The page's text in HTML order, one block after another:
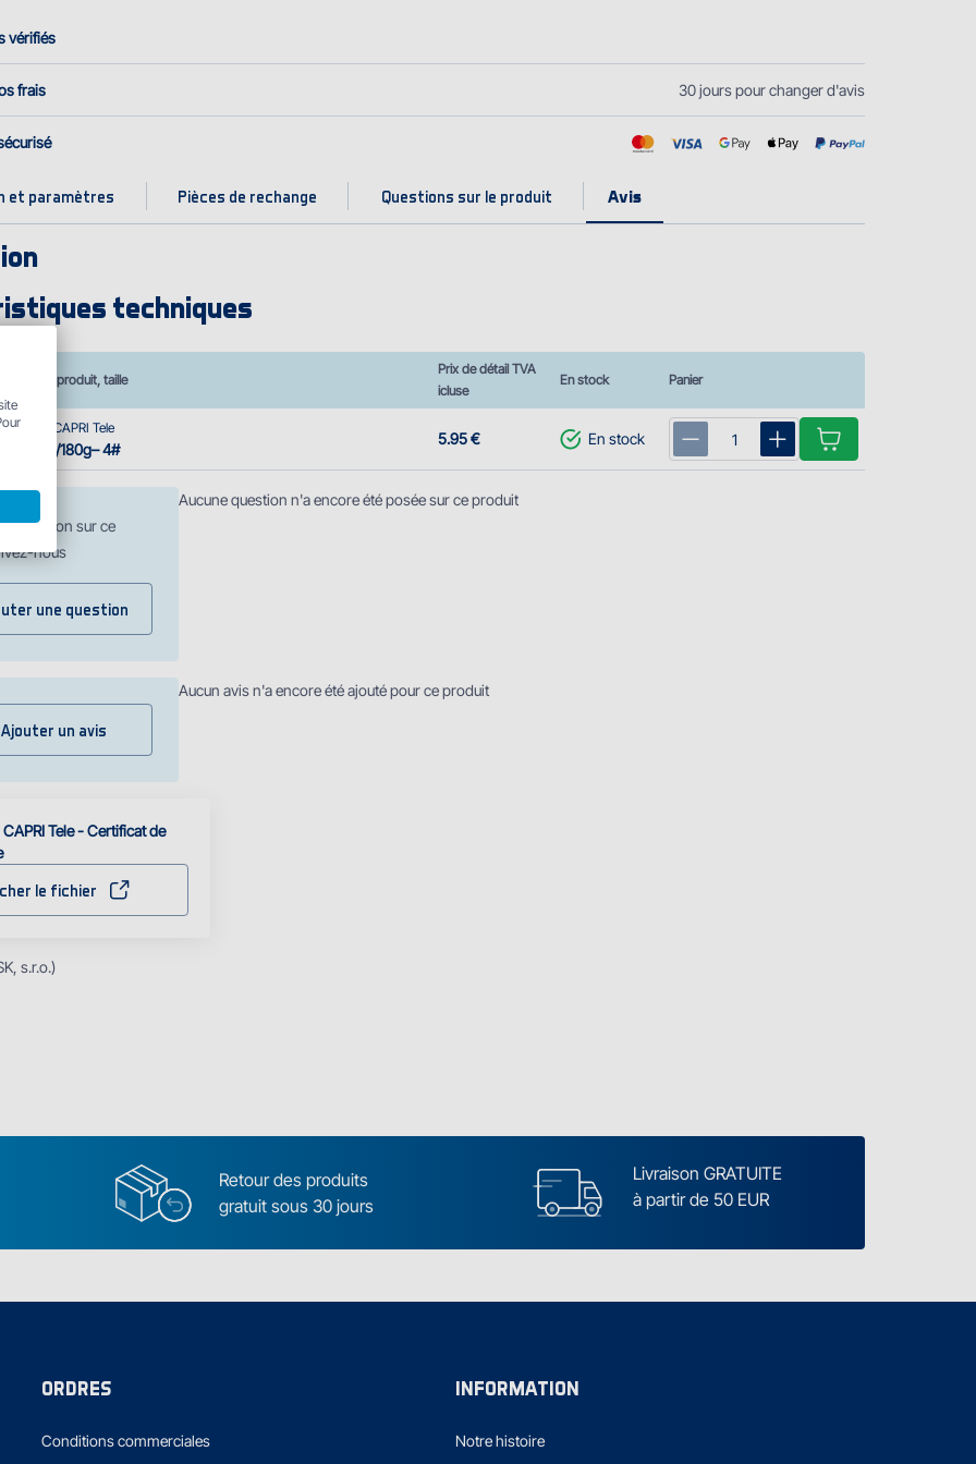
vérifiés
frais 30 jours pour changer d'avis
et paramètres Pièces de rechange Questions sur le produit
techniques
Nom du produit, taille
Prix de détail TVA
icluse
En stock Panier
Delphin CAPRI Tele
360cm/180g– 4#
5.95 € En stock
question sur ce
nous
une question
Aucune question n'a encore été posée sur ce produit
Ajouter un avis
Aucun avis n'a encore été ajouté pour ce produit
Tele - Certificat de
le fichier
s.r.o.)
Retour des produits
gratuit sous 30 jours
Livraison GRATUITE
à partir de 50 EUR
ORDRES
Conditions commerciales
INFORMATION
Notre histoire